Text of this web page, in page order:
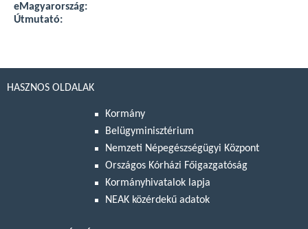
eMagyarország:
Útmutató:
HASZNOS OLDALAK
Kormány
Belügyminisztérium
Nemzeti Népegészségügyi Központ
Országos Kórházi Főigazgatóság
Kormányhivatalok lapja
NEAK közérdekű adatok